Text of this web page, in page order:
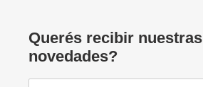
Querés recibir nuestras
novedades?